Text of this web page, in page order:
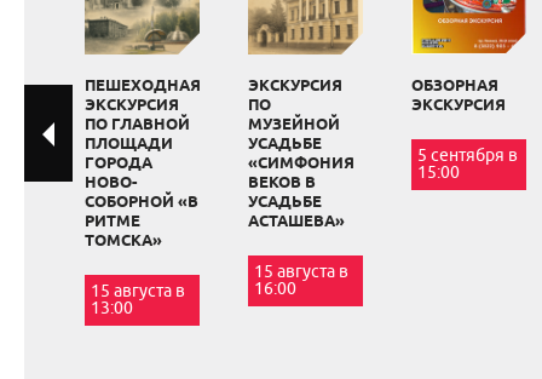
ПЕШЕХОДНАЯ
ЭКСКУРСИЯ
ПО ГЛАВНОЙ
ПЛОЩАДИ
ГОРОДА
НОВО-
СОБОРНОЙ «В
РИТМЕ
ТОМСКА»
15 августа в
13:00
ЭКСКУРСИЯ
ПО
МУЗЕЙНОЙ
УСАДЬБЕ
«СИМФОНИЯ
ВЕКОВ В
УСАДЬБЕ
АСТАШЕВА»
15 августа в
16:00
ОБЗОРНАЯ
ЭКСКУРСИЯ
5 сентября в
15:00